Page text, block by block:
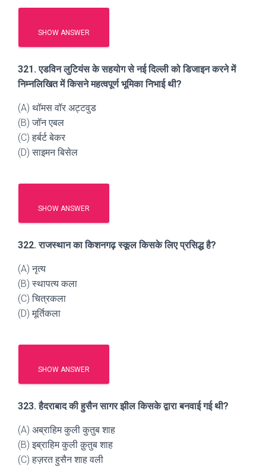
SHOW ANSWER
321. एडविन लुटियंस के सहयोग से नई दिल्ली को डिजाइन करने में
निम्नलिखित में किसने महत्वपूर्ण भूमिका निभाई थी?
(A) थॉमस वॉर अट्टवुड
(B) जॉन एबल
(C) हर्बर्ट बेकर
(D) साइमन बिसेल
SHOW ANSWER
322. राजस्थान का किशनगढ़ स्कूल किसके लिए प्रसिद्ध है?
(A) नृत्य
(B) स्थापत्य कला
(C) चित्रकला
(D) मूर्तिकला
SHOW ANSWER
323. हैदराबाद की हुसैन सागर झील किसके द्वारा बनवाई गई थी?
(A) अब्राहिम कुली कुतुब शाह
(B) इब्राहिम कुली क़ुतुब शाह
(C) हज़रत हुसैन शाह वली